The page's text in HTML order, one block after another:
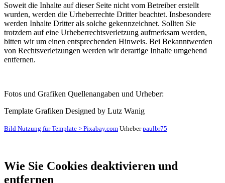
Soweit die Inhalte auf dieser Seite nicht vom Betreiber erstellt
wurden, werden die Urheberrechte Dritter beachtet. Insbesondere
werden Inhalte Dritter als solche gekennzeichnet. Sollten Sie
trotzdem auf eine Urheberrechtsverletzung aufmerksam werden,
bitten wir um einen entsprechenden Hinweis. Bei Bekanntwerden
von Rechtsverletzungen werden wir derartige Inhalte umgehend
entfernen.
Fotos und Grafiken Quellenangaben und Urheber:
Template Grafiken Designed by Lutz Wanig
Bild Nutzung für Template > Pixabay.com Urheberpaulbr75
Wie Sie Cookies deaktivieren und
entfernen